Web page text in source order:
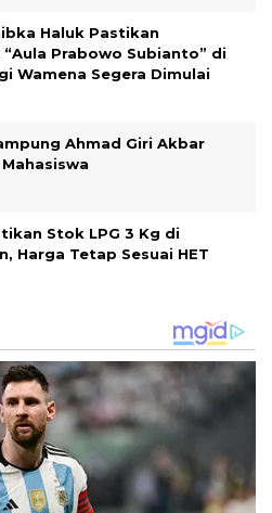
Haluk Pastikan
Prabowo Subianto” di
Wamena Segera Dimulai
Ahmad Giri Akbar
Stok LPG 3 Kg di
Harga Tetap Sesuai HET